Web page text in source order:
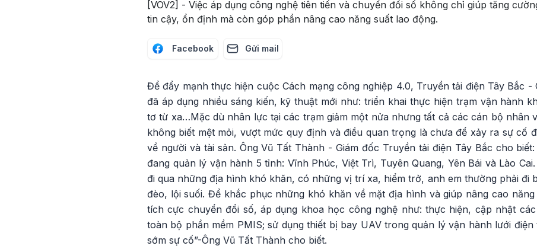
[VOV2] - Việc áp dụng công nghệ tiên tiến và chuyển đổi số không chỉ giúp tăng
tin cậy, ổn định mà còn góp phần nâng cao năng suất lao động.
Facebook Gửi mail
Để đẩy mạnh thực hiện cuộc Cách mạng công nghiệp 4.0, Truyền tải điện Tây Bắc -
đã áp dụng nhiều sáng kiến, kỹ thuật mới như: triển khai thực hiện trạm vận hành
tơ từ xa…Mặc dù nhân lực tại các trạm giảm một nửa nhưng tất cả các cán bộ nhân
không biết mệt mỏi, vượt mức quy định và điều quan trọng là chưa để xảy ra sự cố
về người và tài sản. Ông Vũ Tất Thành - Giám đốc Truyền tải điện Tây Bắc cho biết:
đang quản lý vận hành 5 tỉnh: Vĩnh Phúc, Việt Trì, Tuyên Quang, Yên Bái và Lào
đi qua những địa hình khó khăn, có những vị trí xa, hiểm trở, anh em thường phải đi
đèo, lội suối. Để khắc phục những khó khăn về mặt địa hình và giúp nâng cao
tích cực chuyển đổi số, áp dụng khoa học công nghệ như: thực hiện, cập nhật
toàn bộ phần mềm PMIS; sử dụng thiết bị bay UAV trong quản lý vận hành lưới
sớm sự cố”-Ông Vũ Tất Thành cho biết.